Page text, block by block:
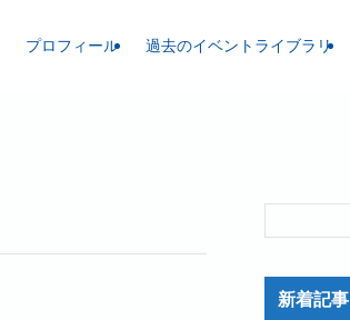
プロフィール 過去のイベントライブラリ
新着記事